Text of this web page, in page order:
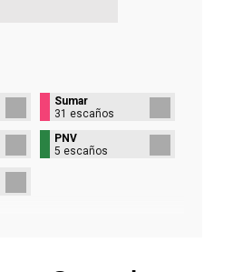
Sumar
31 escaños
PNV
5 escaños